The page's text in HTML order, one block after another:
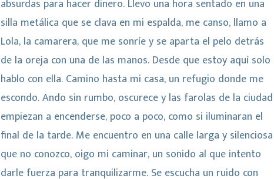
absurdas para hacer dinero. Llevo una hora sentado en una
silla metálica que se clava en mi espalda, me canso, llamo a
Lola, la camarera, que me sonríe y se aparta el pelo detrás
de la oreja con una de las manos. Desde que estoy aquí solo
hablo con ella. Camino hasta mi casa, un refugio donde me
escondo. Ando sin rumbo, oscurece y las farolas de la ciudad
empiezan a encenderse, poco a poco, como si iluminaran el
final de la tarde. Me encuentro en una calle larga y silenciosa
que no conozco, oigo mi caminar, un sonido al que intento
darle fuerza para tranquilizarme. Se escucha un ruido con